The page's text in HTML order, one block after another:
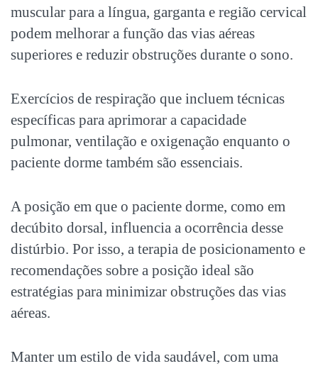
muscular para a língua, garganta e região cervical
podem melhorar a função das vias aéreas
superiores e reduzir obstruções durante o sono.
Exercícios de respiração que incluem técnicas
específicas para aprimorar a capacidade
pulmonar, ventilação e oxigenação enquanto o
paciente dorme também são essenciais.
A posição em que o paciente dorme, como em
decúbito dorsal, influencia a ocorrência desse
distúrbio. Por isso, a terapia de posicionamento e
recomendações sobre a posição ideal são
estratégias para minimizar obstruções das vias
aéreas.
Manter um estilo de vida saudável, com uma